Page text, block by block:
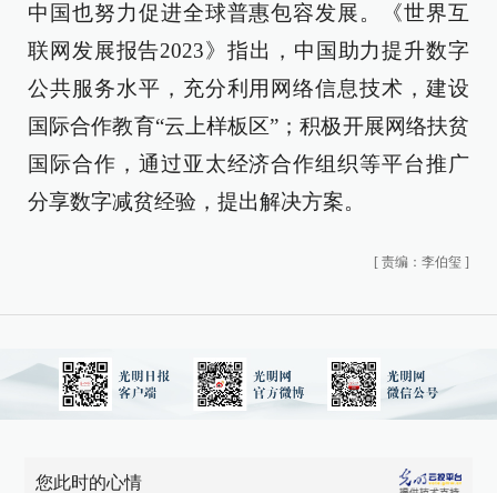
中国也努力促进全球普惠包容发展。《世界互
联网发展报告2023》指出，中国助力提升数字
公共服务水平，充分利用网络信息技术，建设
国际合作教育“云上样板区”；积极开展网络扶贫
国际合作，通过亚太经济合作组织等平台推广
分享数字减贫经验，提出解决方案。
[ 责编：李伯玺 ]
您此时的心情